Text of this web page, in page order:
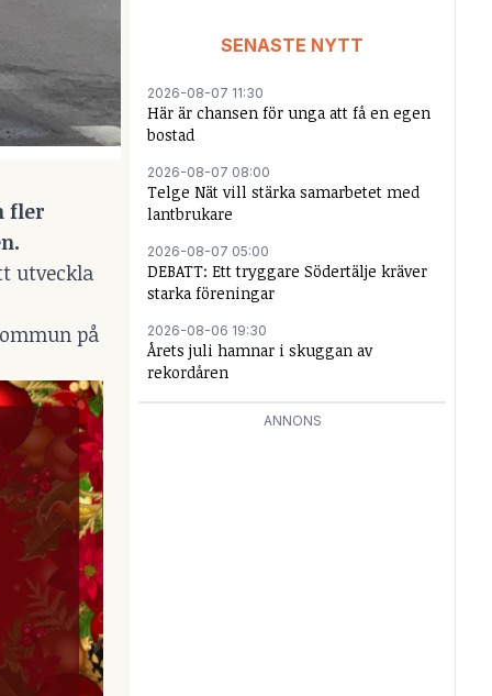
fler
utveckla
på
SENASTE NYTT
2026-08-07 11:30
Här är chansen för unga att få en egen
bostad
2026-08-07 08:00
Telge Nät vill stärka samarbetet med
lantbrukare
2026-08-07 05:00
DEBATT: Ett tryggare Södertälje kräver
starka föreningar
2026-08-06 19:30
Årets juli hamnar i skuggan av
rekordåren
ANNONS